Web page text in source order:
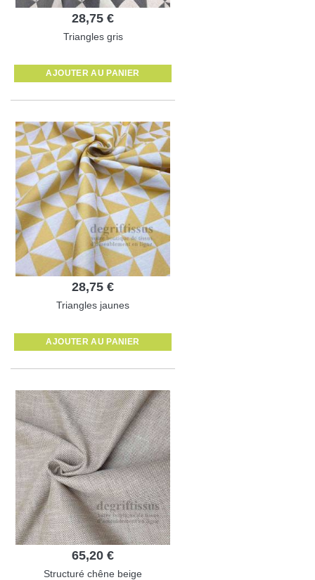
28,75 €
Triangles gris
AJOUTER AU PANIER
28,75 €
Triangles jaunes
AJOUTER AU PANIER
65,20 €
Structuré chêne beige